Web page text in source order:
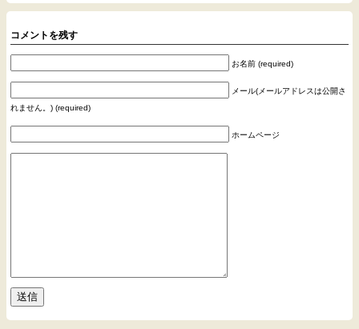
コメントを残す
お名前 (required)
メール(メールアドレスは公開さ
れません。) (required)
ホームページ